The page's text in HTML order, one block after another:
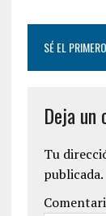
SÉ EL
Deja un
Tu
publicada.